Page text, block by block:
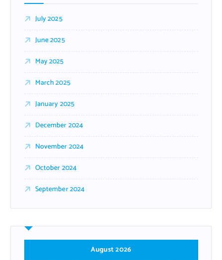
July 2025
June 2025
May 2025
March 2025
January 2025
December 2024
November 2024
October 2024
September 2024
August 2026